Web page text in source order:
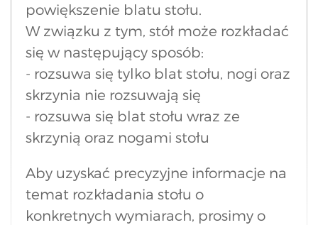
powiększenie blatu stołu.
W związku z tym, stół może rozkładać
się w następujący sposób:
- rozsuwa się tylko blat stołu, nogi oraz
skrzynia nie rozsuwają się
- rozsuwa się blat stołu wraz ze
skrzynią oraz nogami stołu
Aby uzyskać precyzyjne informacje na
temat rozkładania stołu o
konkretnych wymiarach, prosimy o